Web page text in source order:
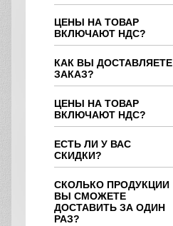
ЦЕНЫ НА ТОВАР
ВКЛЮЧАЮТ НДС?
КАК ВЫ ДОСТАВЛЯЕТЕ
ЗАКАЗ?
ЦЕНЫ НА ТОВАР
ВКЛЮЧАЮТ НДС?
ЕСТЬ ЛИ У ВАС
СКИДКИ?
СКОЛЬКО ПРОДУКЦИИ
ВЫ СМОЖЕТЕ
ДОСТАВИТЬ ЗА ОДИН
РАЗ?